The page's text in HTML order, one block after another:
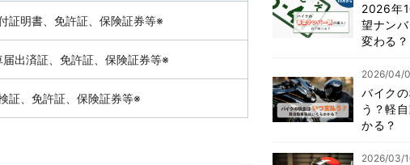
証明書、免許証、保険証券等※
届出済証、免許証、保険証券等※
証、免許証、保険証券等※
2026年
望ナン
変わる？
2026/04/
バイク
う？軽
かる？
2026/03/